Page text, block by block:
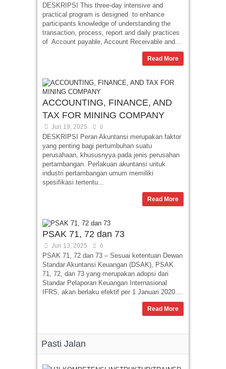
DESKRIPSI This three-day intensive and
practical program is designed to enhance
participants knowledge of understanding the
transaction, process, report and daily practices
of Account payable, Account Receivable and...
Read More
ACCOUNTING, FINANCE, AND
TAX FOR MINING COMPANY
Jun 19, 2025 0
DESKRIPSI Peran Akuntansi merupakan faktor
yang penting bagi pertumbuhan suatu
perusahaan, khususnyya pada jenis perusahan
pertambangan. Perlakuan akuntansi untuk
industri pertambangan umum memiliki
spesifikasi tertentu...
Read More
PSAK 71, 72 dan 73
Jun 13, 2025 0
PSAK 71, 72 dan 73 – Sesuai ketentuan Dewan
Standar Akuntansi Keuangan (DSAK), PSAK
71, 72, dan 73 yang merupakan adopsi dari
Standar Pelaporan Keuangan Internasional
IFRS, akan berlaku efektif per 1 Januari 2020....
Read More
Pasti Jalan